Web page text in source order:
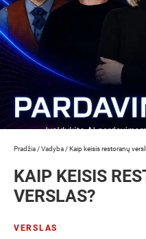
Pradžia /Vadyba /Kaip keisis restoranų
KAIP KEISIS
VERSLAS?
VERSLAS